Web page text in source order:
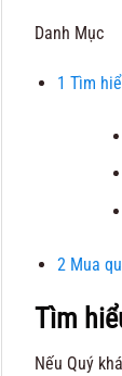
Danh Mục
1 Tìm
2 Mua
Tìm
Nếu Quý